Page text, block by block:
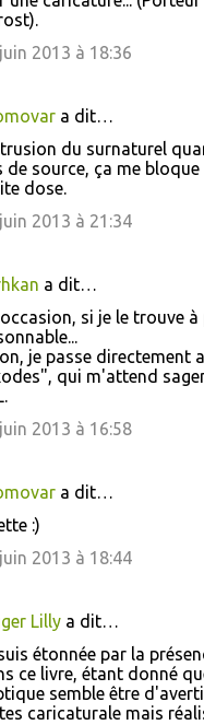
2013 à 18:36
a dit…
du surnaturel
de source, ça me
dose.
2013 à 21:34
a dit…
si je le trouve à
je passe directement
qui m'attend
2013 à 16:58
a dit…
:)
2013 à 18:44
Lilly a dit…
étonnée par la
ce livre, étant donné
semble être
caricaturale mais